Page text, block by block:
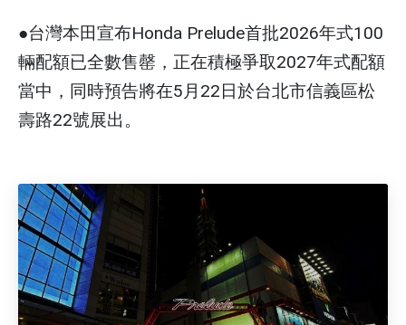
●台灣本田宣布Honda Prelude首批2026年式100
輛配額已全數售罄，正在積極爭取2027年式配額
當中，同時預告將在5月22日於台北市信義區松
壽路22號展出。